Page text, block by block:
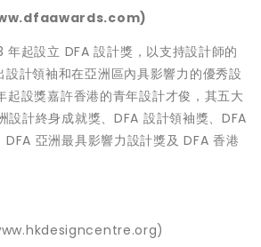
年起設立 DFA 設計獎 ，以支持設計師的
計領袖和在亞洲區內具影響力的優秀設
設獎嘉許香港的青年設計才俊，其五大
設計終身成就獎、DFA 設計領袖獎、DFA
亞洲最具影響力設計獎及 DFA 香港
)